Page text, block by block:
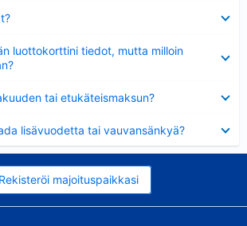
luottokorttini tiedot, mutta milloin
tai etukäteismaksun?
lisävuodetta tai vauvansänkyä?
Rekisteröi majoituspaikkasi